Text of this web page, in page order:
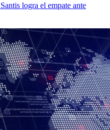
logra el empate ante